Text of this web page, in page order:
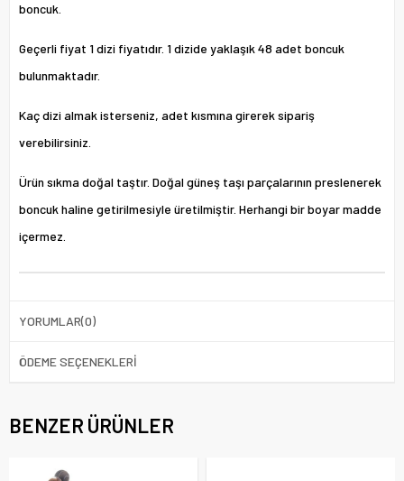
boncuk.
Geçerli fiyat 1 dizi fiyatıdır. 1 dizide yaklaşık 48 adet boncuk
bulunmaktadır.
Kaç dizi almak isterseniz, adet kısmına girerek sipariş
verebilirsiniz.
Ürün sıkma doğal taştır. Doğal güneş taşı parçalarının preslenerek
boncuk haline getirilmesiyle üretilmiştir. Herhangi bir boyar madde
içermez.
YORUMLAR(0)
ÖDEME SEÇENEKLERI
BENZER ÜRÜNLER